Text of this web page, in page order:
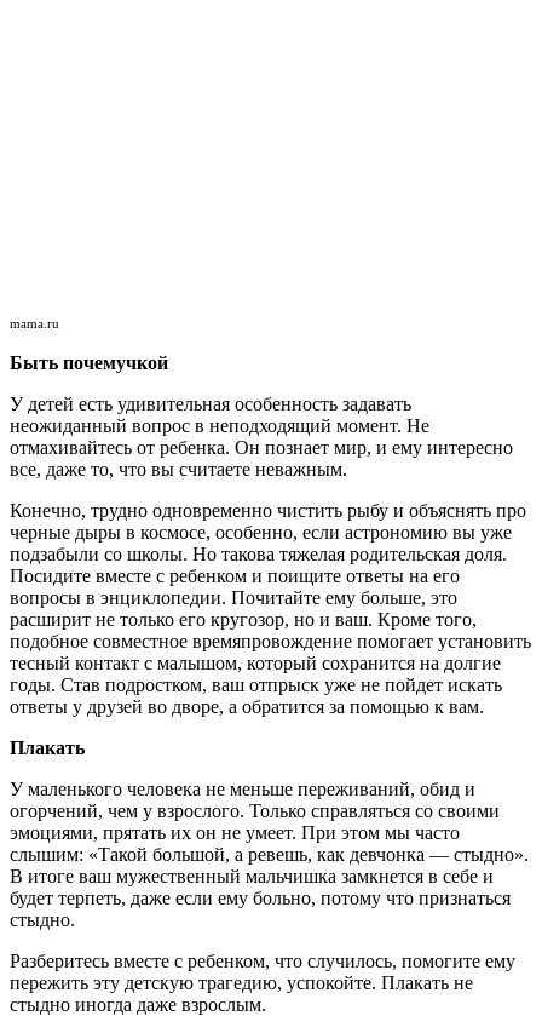
mama.ru
Быть почемучкой
У детей есть удивительная особенность задавать
неожиданный вопрос в неподходящий момент. Не
отмахивайтесь от ребенка. Он познает мир, и ему интересно
все, даже то, что вы считаете неважным.
Конечно, трудно одновременно чистить рыбу и объяснять про
черные дыры в космосе, особенно, если астрономию вы уже
подзабыли со школы. Но такова тяжелая родительская доля.
Посидите вместе с ребенком и поищите ответы на его
вопросы в энциклопедии. Почитайте ему больше, это
расширит не только его кругозор, но и ваш. Кроме того,
подобное совместное времяпровождение помогает установить
тесный контакт с малышом, который сохранится на долгие
годы. Став подростком, ваш отпрыск уже не пойдет искать
ответы у друзей во дворе, а обратится за помощью к вам.
Плакать
У маленького человека не меньше переживаний, обид и
огорчений, чем у взрослого. Только справляться со своими
эмоциями, прятать их он не умеет. При этом мы часто
слышим: «Такой большой, а ревешь, как девчонка — стыдно».
В итоге ваш мужественный мальчишка замкнется в себе и
будет терпеть, даже если ему больно, потому что признаться
стыдно.
Разберитесь вместе с ребенком, что случилось, помогите ему
пережить эту детскую трагедию, успокойте. Плакать не
стыдно иногда даже взрослым.